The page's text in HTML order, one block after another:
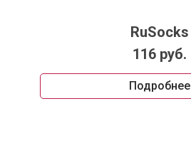
RuSocks
116 руб.
Подробнее